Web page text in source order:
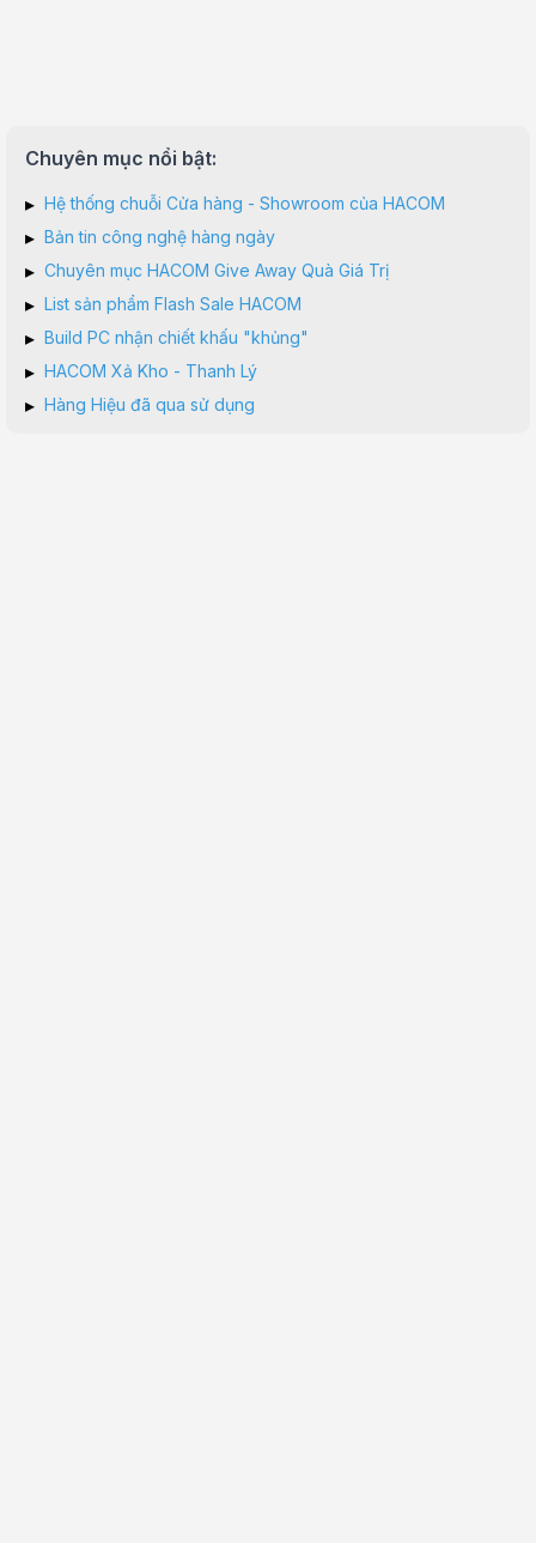
Chuyên mục nổi bật:
▸ Hệ thống chuỗi Cửa hàng - Showroom của HACOM
▸ Bản tin công nghệ hàng ngày
▸ Chuyên mục HACOM Give Away Quà Giá Trị
▸ List sản phẩm Flash Sale HACOM
▸ Build PC nhận chiết khấu "khủng"
▸ HACOM Xả Kho - Thanh Lý
▸ Hàng Hiệu đã qua sử dụng